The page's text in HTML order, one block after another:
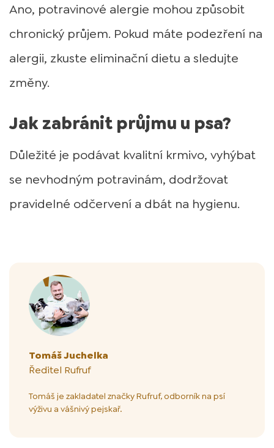
Ano, potravinové alergie mohou způsobit
chronický průjem. Pokud máte podezření na
alergii, zkuste eliminační dietu a sledujte
změny.
Jak zabránit průjmu u psa?
Důležité je podávat kvalitní krmivo, vyhýbat
se nevhodným potravinám, dodržovat
pravidelné odčervení a dbát na hygienu.
Tomáš Juchelka
Ředitel Rufruf
Tomáš je zakladatel značky Rufruf, odborník na psí
výživu a vášnivý pejskař.